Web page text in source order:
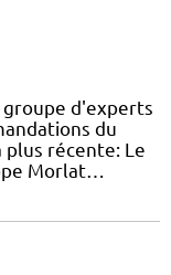
groupe d'experts
du
récente: Le
Morlat…